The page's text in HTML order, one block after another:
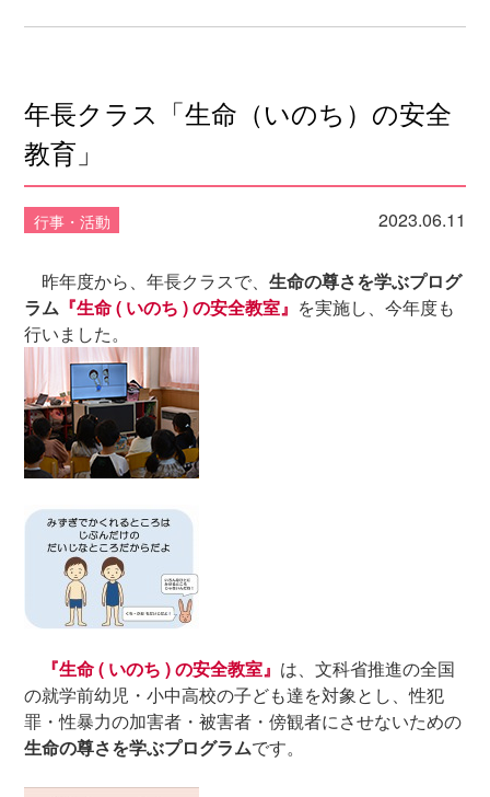
年長クラス「生命（いのち）の安全
教育」
行事・活動 2023.06.11
昨年度から、年長クラスで、生命の尊さを学ぶプログ
ラム 『生命 ( いのち ) の安全教室』 を実施し、今年度も
行いました。
『生命 ( いのち ) の安全教室』 は、文科省推進の全国
の就学前幼児・小中高校の子ども達を対象とし、性犯
罪・性暴力の加害者・被害者・傍観者にさせないための
生命の尊さを学ぶプログラムです。